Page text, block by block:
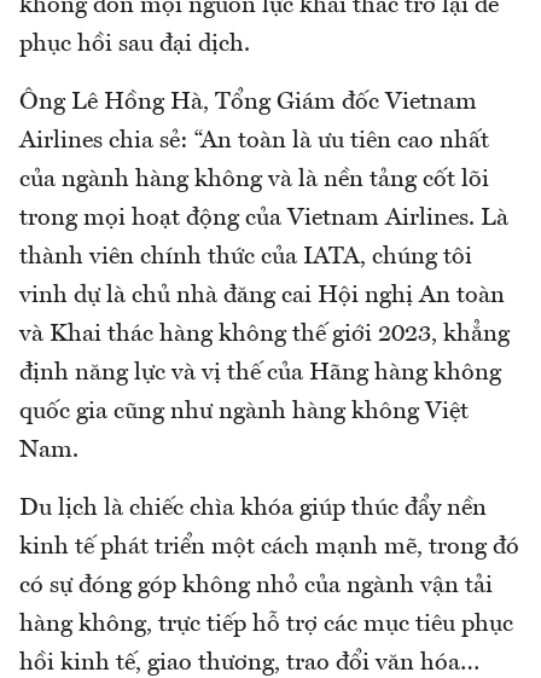
không dồn mọi nguồn lực khai thác trở lại để
phục hồi sau đại dịch.
Ông Lê Hồng Hà, Tổng Giám đốc Vietnam
Airlines chia sẻ: “An toàn là ưu tiên cao nhất
của ngành hàng không và là nền tảng cốt lõi
trong mọi hoạt động của Vietnam Airlines. Là
thành viên chính thức của IATA, chúng tôi
vinh dự là chủ nhà đăng cai Hội nghị An toàn
và Khai thác hàng không thế giới 2023, khẳng
định năng lực và vị thế của Hãng hàng không
quốc gia cũng như ngành hàng không Việt
Nam.
Du lịch là chiếc chìa khóa giúp thúc đẩy nền
kinh tế phát triển một cách mạnh mẽ, trong đó
có sự đóng góp không nhỏ của ngành vận tải
hàng không, trực tiếp hỗ trợ các mục tiêu phục
hồi kinh tế, giao thương, trao đổi văn hóa…